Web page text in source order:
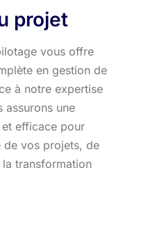
projet
vous offre
en gestion de
à notre expertise
assurons une
efficace pour
de vos projets, de
la transformation